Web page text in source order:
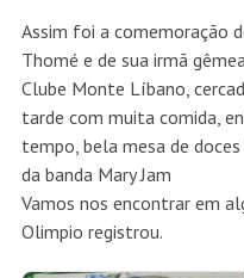
Assim foi a comemoração
Thomé e de sua irmã
Clube Monte Líbano,
tarde com muita comida,
tempo, bela mesa de
da banda Mary Jam
Vamos nos encontrar em
Olimpio registrou.